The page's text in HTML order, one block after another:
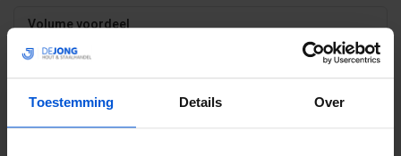
Toestemming Details Over
Volume voordeel
Aantal
4
-10% €21,15
Betrouwbare levering met tijdsindicatie